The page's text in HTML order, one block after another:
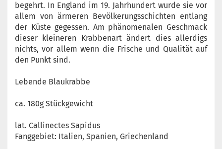
begehrt. In England im 19. Jahrhundert wurde sie vor
allem von ärmeren Bevölkerungsschichten entlang
der Küste gegessen. Am phänomenalen Geschmack
dieser kleineren Krabbenart ändert dies allerdigs
nichts, vor allem wenn die Frische und Qualität auf
den Punkt sind.
Lebende Blaukrabbe
ca. 180g Stückgewicht
lat. Callinectes Sapidus
Fanggebiet: Italien, Spanien, Griechenland